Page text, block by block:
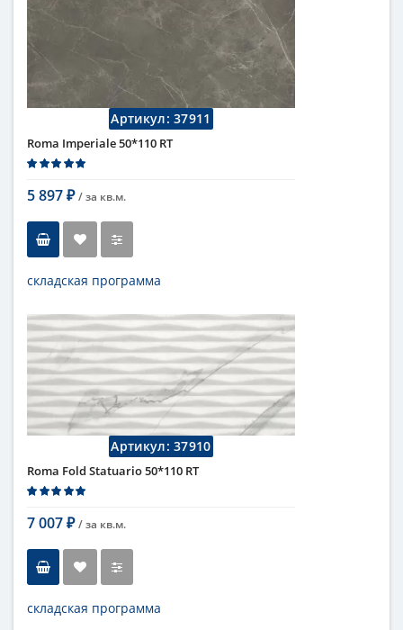
Высота
50 см
светлый
Италия
Поверхность
матовая
Коллекция
Fap Ceramiche
Артикул:37911
Roma Imperiale 50*110 RT
5 897 ₽ / за кв.м.
складская программа
Длина
110 см
Высота
50 см
Цвет
темный,коричневый
Страна
Италия
Поверхность
матовая
Коллекция
Fap Ceramiche
Артикул:37910
Roma Fold Statuario 50*110 RT
7 007 ₽ / за кв.м.
складская программа